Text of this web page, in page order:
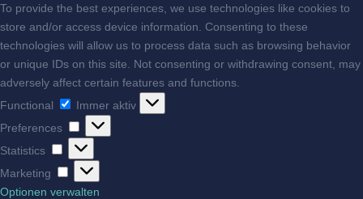
To provide the best experiences, we use technologies like cookies to
store and/or access device information. Consenting to these
technologies will allow us to process data such as browsing behavior
or unique IDs on this site. Not consenting or withdrawing consent, may
adversely affect certain features and functions.
Functional
Functional
Immer aktiv
Preferences
Preferences
Statistics Statistics
Marketing
Marketing
Optionen verwalten